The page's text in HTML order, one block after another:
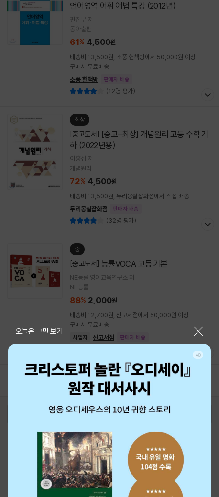
언어영역 어휘 어법 특강 (2012년)
편집부 저
동아출판
61% 4,500원
배송비 : 3,500원, 소풍 헌책방에서 50,000원 이상
구매시 무료배송
소풍 헌책방
판매자 배송
(12명 평가)
최상
[중고도서]
하 (2022년용)
이홍섭 저
개념원리
72% 4,500원
배송비 : 3,500원, 두리몽실잡화점에서 직접 배송
두리몽실잡화점
판매자 배송
(32명 평가)
중
[중고도서] 능률VOCA 고등 기본
NE능률 영어교육연구소 저
NE능률
88% 2,000원
배송비 : 2,700원, 신고서점에서 50,000원 이상
구매시 무료배송
사업자 신고서점 판매자 배송
4
오늘은 그만 보기
로그인 최근 본 상품 주문/배송
고객센터 1544-3800 티켓 1544-6399
중고샵 1566-4295
eBook 1:1문의/채팅상담
예스이십사(주) 사업자 정보
이용약관
개인정보처리방침
청소년보호정책
PC버전
회사소개
거래처관계자께
도서홍보
광고